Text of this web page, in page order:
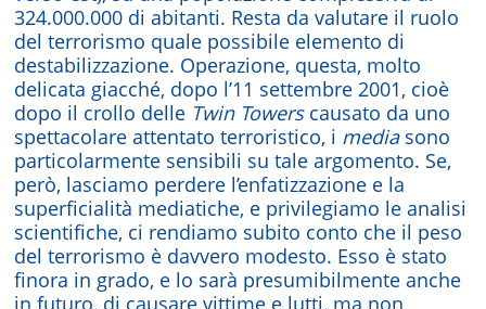
324.000.000 di abitanti. Resta da valutare il ruolo
del terrorismo quale possibile elemento di
destabilizzazione. Operazione, questa, molto
delicata giacché, dopo l’11 settembre 2001, cioè
dopo il crollo delle Twin Towerscausato da uno
spettacolare attentato terroristico, i mediasono
particolarmente sensibili su tale argomento. Se,
però, lasciamo perdere l’enfatizzazione e la
superficialità mediatiche, e privilegiamo le analisi
scientifiche, ci rendiamo subito conto che il peso
del terrorismo è davvero modesto. Esso è stato
finora in grado, e lo sarà presumibilmente anche
in futuro, di causare vittime e lutti, ma non